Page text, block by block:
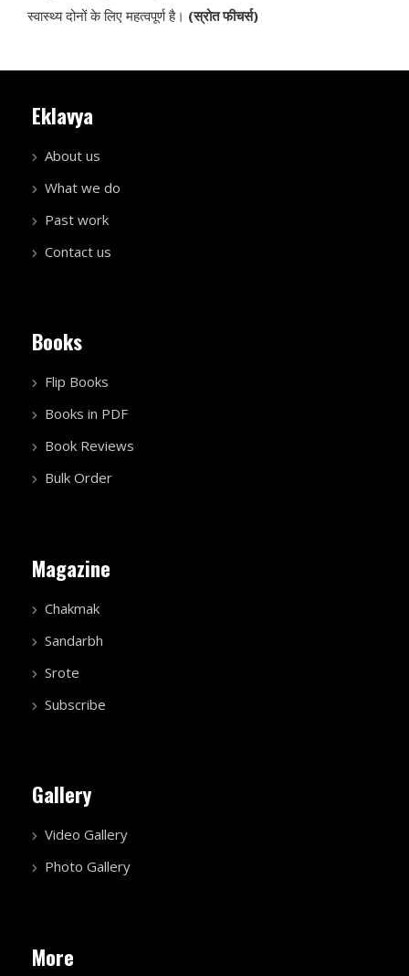
स्वास्थ्य दोनों के लिए महत्वपूर्ण है। (स्रोत फीचर्स)
Eklavya
About us
What we do
Past work
Contact us
Books
Flip Books
Books in PDF
Book Reviews
Bulk Order
Magazine
Chakmak
Sandarbh
Srote
Subscribe
Gallery
Video Gallery
Photo Gallery
More